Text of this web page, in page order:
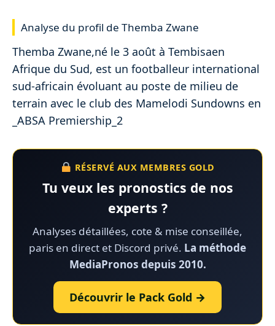
Analyse du profil de Themba Zwane
Themba Zwane,né le 3 août à Tembisaen
Afrique du Sud, est un footballeur international
sud-africain évoluant au poste de milieu de
terrain avec le club des Mamelodi Sundowns en
_ABSA Premiership_2
RÉSERVÉ AUX MEMBRES GOLD
Tu veux les pronostics de nos
experts ?
Analyses détaillées, cote & mise conseillée,
paris en direct et Discord privé. La méthode
MediaPronos depuis 2010.
Découvrir le Pack Gold →